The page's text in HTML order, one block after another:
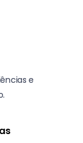
e